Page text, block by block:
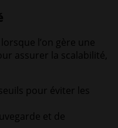
l’on gère une
assurer la scalabilité,
pour éviter les
et de